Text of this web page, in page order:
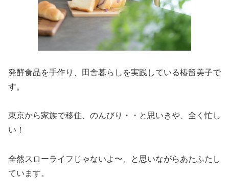
発酵食品を手作り、田舎暮らしを実践している椿留美子で
す。
東京から家族で移住、のんびり・・と思いきや、全く忙し
い！
全然スローライフじゃないよ〜、と思いながらあたふたし
ています。